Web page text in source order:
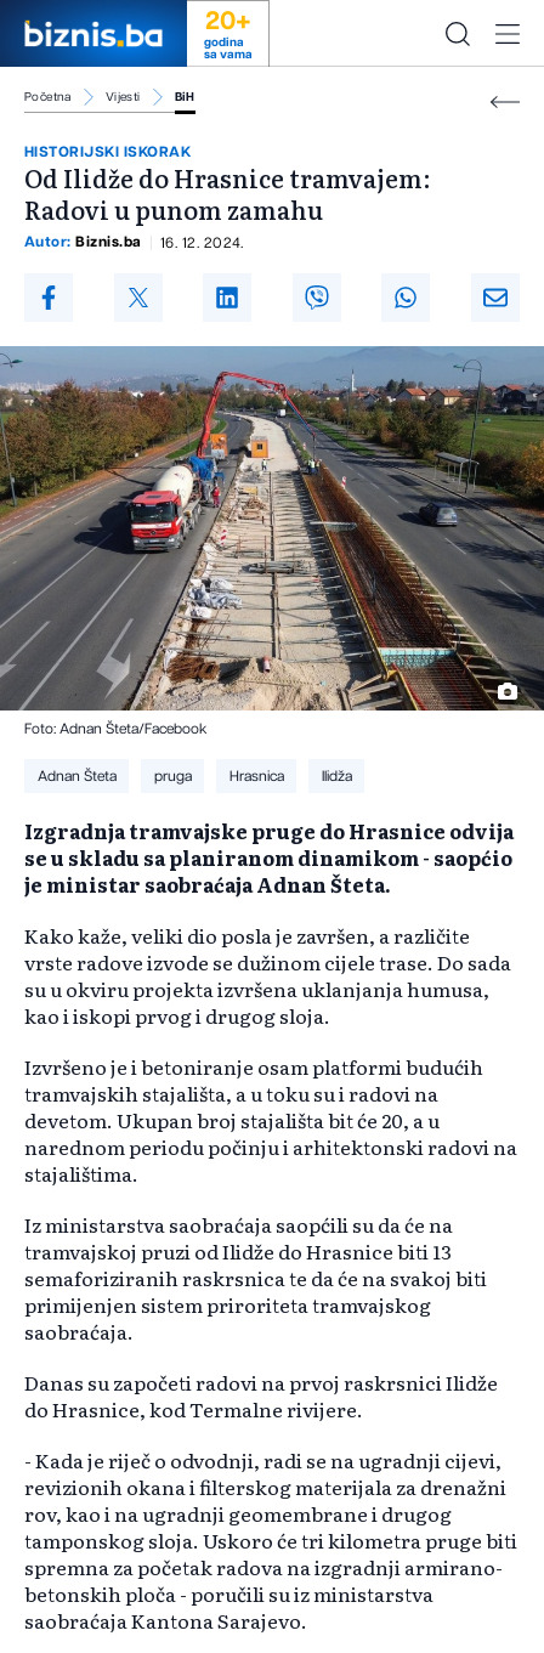
20+
godina
sa vama
Početna Vijesti BiH
HISTORIJSKI ISKORAK
Od Ilidže do Hrasnice tramvajem:
Radovi u punom zamahu
Autor: Biznis.ba 16. 12. 2024.
Foto: Adnan Šteta/Facebook
Adnan Šteta pruga Hrasnica Ilidža
Izgradnja tramvajske pruge do Hrasnice odvija
se u skladu sa planiranom dinamikom - saopćio
je ministar saobraćaja Adnan Šteta.
Kako kaže, veliki dio posla je završen, a različite
vrste radove izvode se dužinom cijele trase. Do sada
su u okviru projekta izvršena uklanjanja humusa,
kao i iskopi prvog i drugog sloja.
Izvršeno je i betoniranje osam platformi budućih
tramvajskih stajališta, a u toku su i radovi na
devetom. Ukupan broj stajališta bit će 20, a u
narednom periodu počinju i arhitektonski radovi na
stajalištima.
Iz ministarstva saobraćaja saopćili su da će na
tramvajskoj pruzi od Ilidže do Hrasnice biti 13
semaforiziranih raskrsnica te da će na svakoj biti
primijenjen sistem priroriteta tramvajskog
saobraćaja.
Danas su započeti radovi na prvoj raskrsnici Ilidže
do Hrasnice, kod Termalne rivijere.
- Kada je riječ o odvodnji, radi se na ugradnji cijevi,
revizionih okana i filterskog materijala za drenažni
rov, kao i na ugradnji geomembrane i drugog
tamponskog sloja. Uskoro će tri kilometra pruge biti
spremna za početak radova na izgradnji armirano-
betonskih ploča - poručili su iz ministarstva
saobraćaja Kantona Sarajevo.